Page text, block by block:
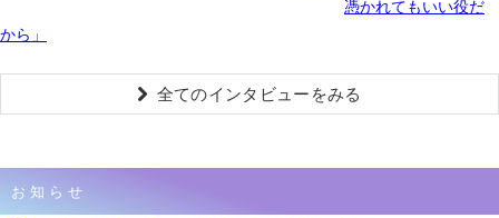
憑かれてもいい役だ
から」
全てのインタビューをみる
お知らせ